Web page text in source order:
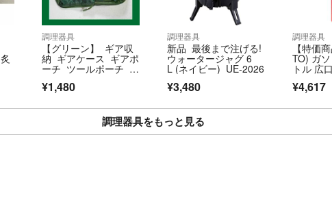
い。
小物や厚さがないもの
配送指定がある場合、
す。
調理器具
【グリーン】 ギア収
納 ギアケース ギアポ
ーチ ツールポーチ オ
¥1,480
調理器具
新品 最後まで注げる!
ウォータージャグ 6
L (ネイビー) UE-2026
¥3,480
調理器具
【特価
TO) ガ
トル 広
¥4,617
調理器具をもっと見る